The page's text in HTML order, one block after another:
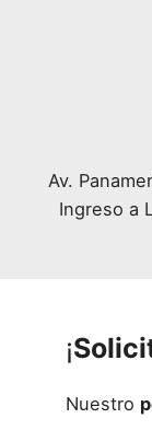
Av.
Ingreso a
¡
Nuestro